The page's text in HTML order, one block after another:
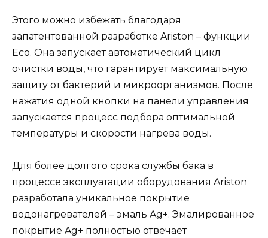
Этого можно избежать благодаря
запатентованной разработке Ariston – функции
Есо. Она запускает автоматический цикл
очистки воды, что гарантирует максимальную
защиту от бактерий и микроорганизмов. После
нажатия одной кнопки на панели управления
запускается процесс подбора оптимальной
температуры и скорости нагрева воды.
Для более долгого срока службы бака в
процессе эксплуатации оборудования Ariston
разработала уникальное покрытие
водонагревателей – эмаль Ag+. Эмалированное
покрытие Ag+ полностью отвечает